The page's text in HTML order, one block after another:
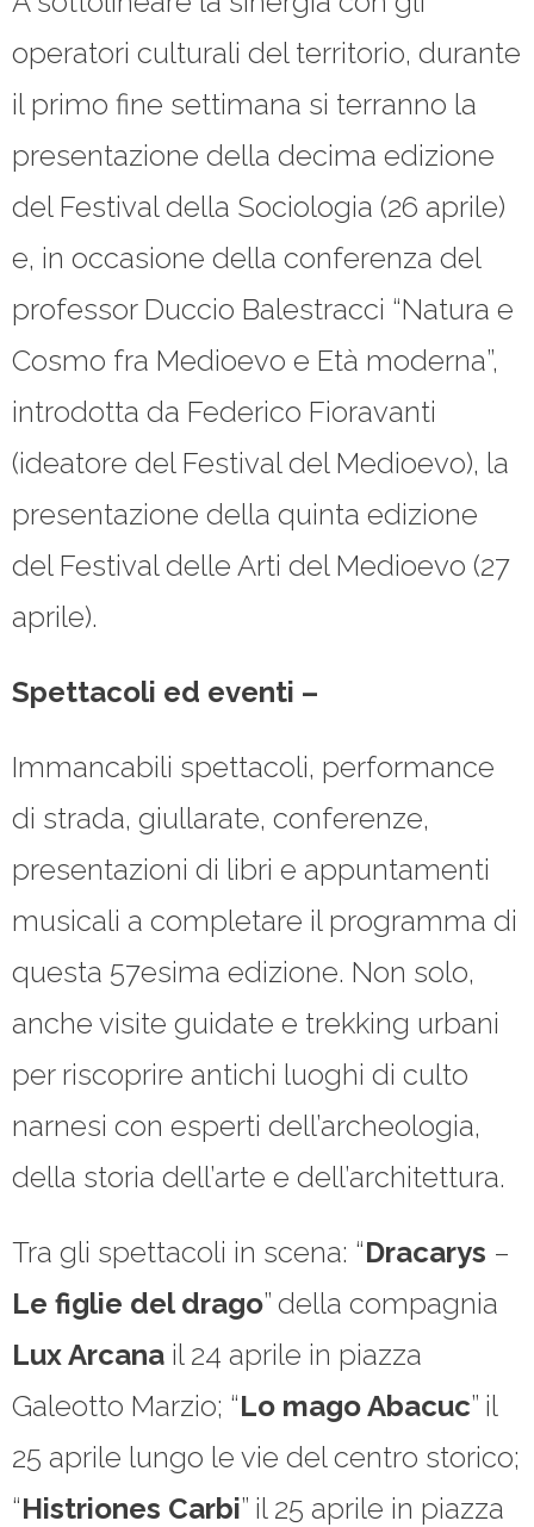
operatori culturali del territorio, durante
il primo fine settimana si terranno la
presentazione della decima edizione
del Festival della Sociologia (26 aprile)
e, in occasione della conferenza del
professor Duccio Balestracci “Natura e
Cosmo fra Medioevo e Età moderna”,
introdotta da Federico Fioravanti
(ideatore del Festival del Medioevo), la
presentazione della quinta edizione
del Festival delle Arti del Medioevo (27
aprile).
Spettacoli ed eventi –
Immancabili spettacoli, performance
di strada, giullarate, conferenze,
presentazioni di libri e appuntamenti
musicali a completare il programma di
questa 57esima edizione. Non solo,
anche visite guidate e trekking urbani
per riscoprire antichi luoghi di culto
narnesi con esperti dell’archeologia,
della storia dell’arte e dell’architettura.
Tra gli spettacoli in scena: “Dracarys –
Le figlie del drago” della compagnia
Lux Arcana il 24 aprile in piazza
Galeotto Marzio; “Lo mago Abacuc” il
25 aprile lungo le vie del centro storico;
“Histriones Carbi” il 25 aprile in piazza